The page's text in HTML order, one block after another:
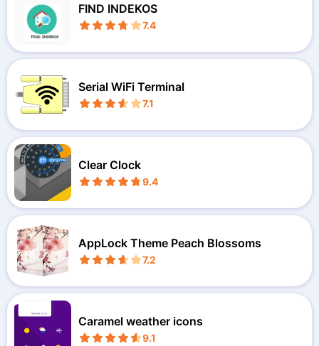
FIND INDEKOS
7.4
Serial WiFi Terminal
7.1
Clear Clock
9.4
AppLock Theme Peach Blossoms
7.2
Caramel weather icons
9.1